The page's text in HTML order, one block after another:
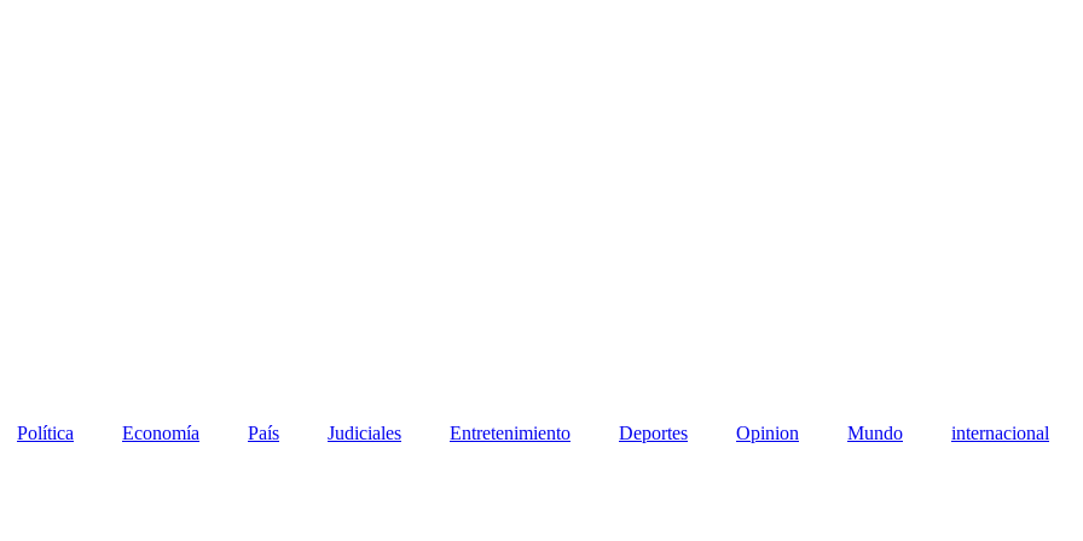
Política Economía País Judiciales Entretenimiento Deportes Opinion Mundo internacional